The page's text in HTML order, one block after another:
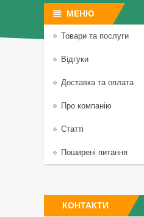
Товари та послуги
Відгуки
Доставка та оплата
Про компанію
Статті
Поширені питання
КОНТАКТИ